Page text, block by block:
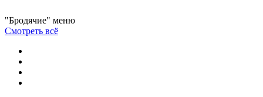
"Бродячие" меню
Смотреть всё